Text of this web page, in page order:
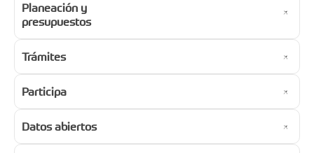
Planeación y
presupuestos
Trámites
Participa
Datos abiertos